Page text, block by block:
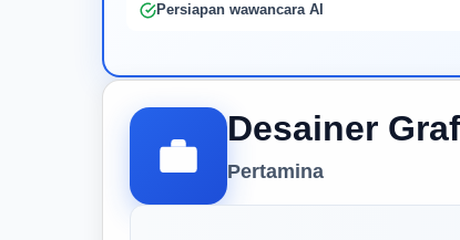
Desainer
Pertamina
Persiapan wawancara AI